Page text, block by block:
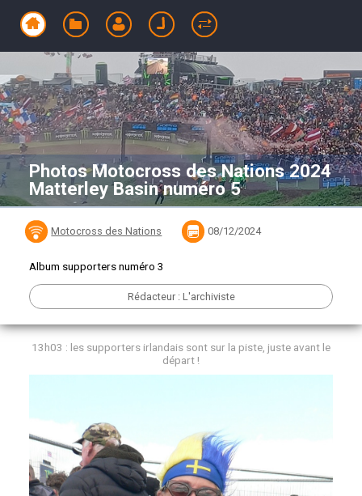
Photos Motocross des Nations 2024
Matterley Basin numéro 5
Motocross des Nations 08/12/2024
Album supporters numéro 3
Rédacteur : L'archiviste
13h03 : les supporters irlandais sont sur la piste, juste avant le
départ !